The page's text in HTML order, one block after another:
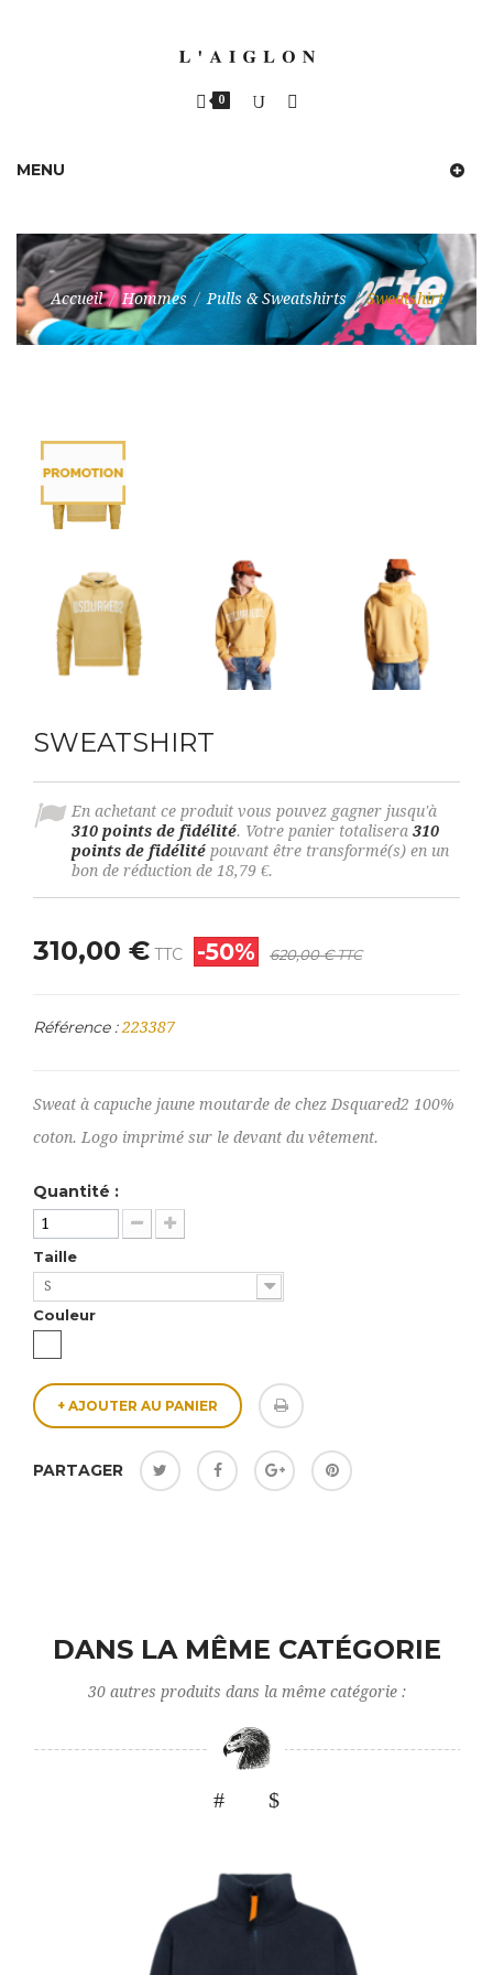
0
MENU
Accueil / Hommes / Pulls & Sweatshirts / Sweatshirt
SWEATSHIRT
En achetant ce produit vous pouvez gagner jusqu'à
310 points de fidélité. Votre panier totalisera 310
points de fidélité pouvant être transformé(s) en un
bon de réduction de 18,79 €.
310,00 € TTC -50% 620,00 €TTC
Référence : 223387
Sweat à capuche jaune moutarde de chez Dsquared2 100%
coton. Logo imprimé sur le devant du vêtement.
Quantité :
Taille
S
Couleur
+ AJOUTER AU PANIER
PARTAGER
DANS LA MÊME CATÉGORIE
30 autres produits dans la même catégorie :